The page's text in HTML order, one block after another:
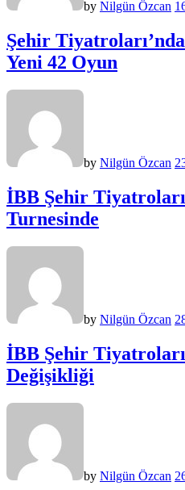
by Nilgün Özcan
Şehir
Yeni 42 Oyun
by Nilgün Özcan
İBB Şehir
Turnesinde
by Nilgün Özcan
İBB Şehir
Değişikliği
by Nilgün Özcan